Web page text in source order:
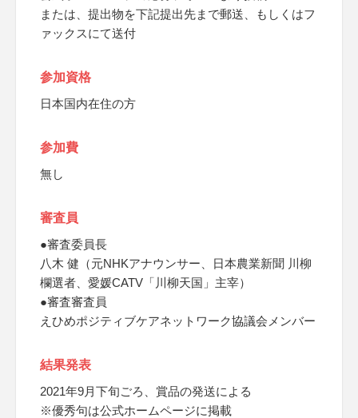
または、提出物を下記提出先まで郵送、もしくはフ
ァックスにて送付
参加資格
日本国内在住の方
参加費
無し
審査員
●審査委員長
八木 健（元NHKアナウンサー、日本農業新聞 川柳
欄選者、愛媛CATV「川柳天国」主宰）
●審査審査員
えひめポジティブケアネットワーク協議会メンバー
結果発表
2021年9月下旬ごろ、賞品の発送による
※優秀句は公式ホームページに掲載